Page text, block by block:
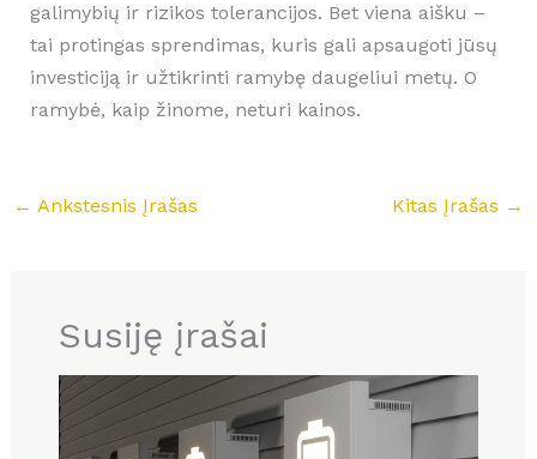
galimybių ir rizikos tolerancijos. Bet viena aišku –
tai protingas sprendimas, kuris gali apsaugoti jūsų
investiciją ir užtikrinti ramybę daugeliui metų. O
ramybė, kaip žinome, neturi kainos.
← Ankstesnis Įrašas Kitas Įrašas →
Susiję įrašai